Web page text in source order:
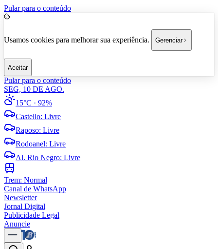
Pular para o conteúdo
Usamos cookies para melhorar sua experiência. Gerenciar
Aceitar
Pular para o conteúdo
SEG, 10 DE AGO.
15°C · 92%
Castello: Livre
Raposo: Livre
Rodoanel: Livre
Al. Rio Negro: Livre
Trem: Normal
Canal de WhatsApp
Newsletter
Jornal Digital
Publicidade Legal
Anuncie